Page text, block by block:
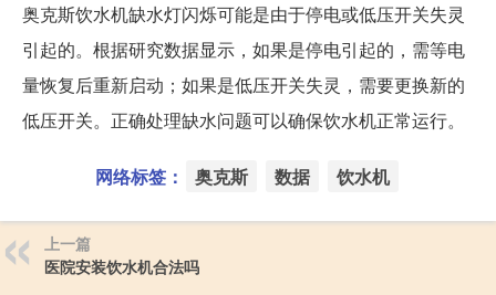
奥克斯饮水机缺水灯闪烁可能是由于停电或低压开关失灵
引起的。根据研究数据显示，如果是停电引起的，需等电
量恢复后重新启动；如果是低压开关失灵，需要更换新的
低压开关。正确处理缺水问题可以确保饮水机正常运行。
网络标签： 奥克斯 数据 饮水机
上一篇
医院安装饮水机合法吗